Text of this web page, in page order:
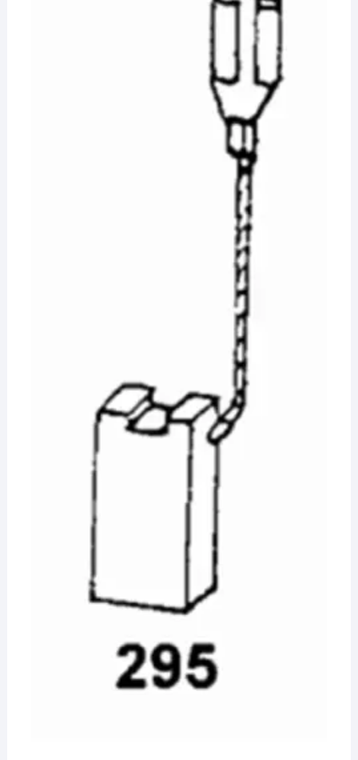
¡Hola! Soy el asesor virtual de Ferretería El Arroyo.
Cuéntame qué necesitas y te ayudo a encontrarlo,
aunque no sepas el nombre exacto